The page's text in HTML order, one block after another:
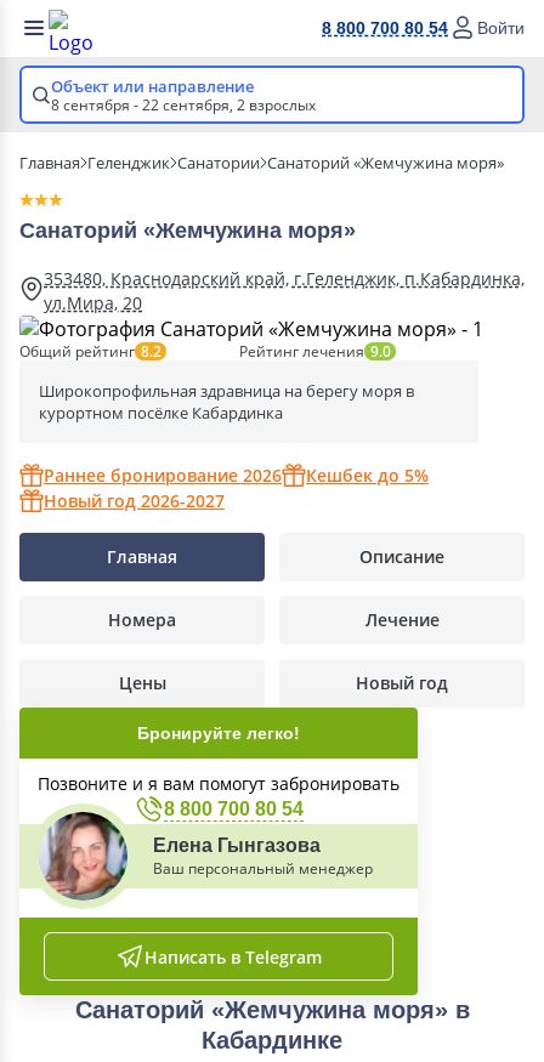
8 800 700 80 54 Войти
Объект или направление
8 сентября - 22 сентября, 2 взрослых
Главная Геленджик Санатории Санаторий «Жемчужина моря»
Санаторий «Жемчужина моря»
353480, Краснодарский край, г.Геленджик, п.Кабардинка,
ул.Мира, 20
Рейтинг лечения 9.0
Общий рейтинг 8.2
Широкопрофильная здравница на берегу моря в
курортном посёлке Кабардинка
Раннее бронирование 2026
Кешбек до 5%
Новый год 2026-2027
Главная Описание
Номера Лечение
Цены Новый год
Бронируйте легко!
Позвоните и я вам помогут забронировать
8 800 700 80 54
Елена Гынгазова
Ваш персональный менеджер
Написать в Telegram
Санаторий «Жемчужина моря» в
Кабардинке